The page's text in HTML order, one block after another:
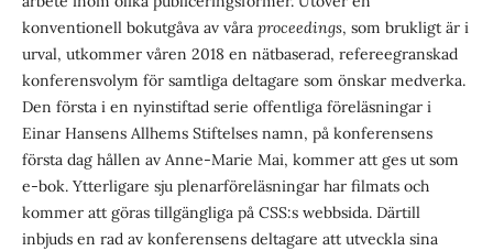
konventionell bokutgåva av våra proceedings, som brukligt är i
urval, utkommer våren 2018 en nätbaserad, refereegranskad
konferensvolym för samtliga deltagare som önskar medverka.
Den första i en nyinstiftad serie offentliga föreläsningar i
Einar Hansens Allhems Stiftelses namn, på konferensens
första dag hållen av Anne-Marie Mai, kommer att ges ut som
e-bok. Ytterligare sju plenarföreläsningar har filmats och
kommer att göras tillgängliga på CSS:s webbsida. Därtill
inbjuds en rad av konferensens deltagare att utveckla sina